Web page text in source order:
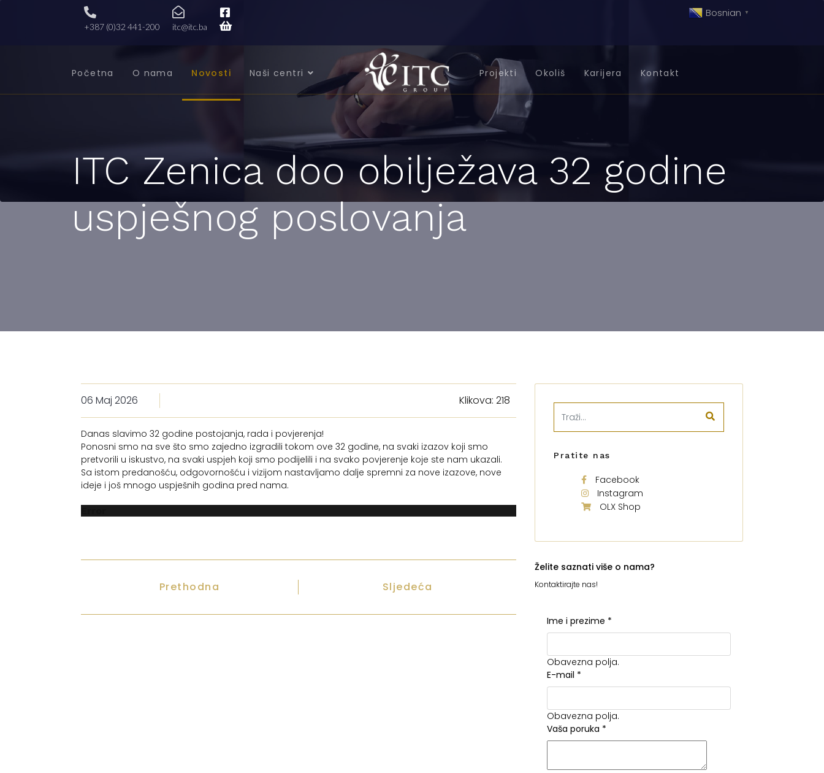
+387 (0)32 441-200 itc@itc.ba
Bosnian ▼
Početna O nama Novosti Naši centri Projekti Okoliš Karijera Kontakt
ITC Zenica doo obilježava 32 godine
uspješnog poslovanja
06 Maj 2026 Klikova: 218
Danas slavimo 32 godine postojanja, rada i povjerenja!
Ponosni smo na sve što smo zajedno izgradili tokom ove 32 godine, na svaki izazov koji smo
pretvorili u iskustvo, na svaki uspjeh koji smo podijelili i na svako povjerenje koje ste nam ukazali.
Sa istom predanošću, odgovornošću i vizijom nastavljamo dalje spremni za nove izazove, nove
ideje i još mnogo uspješnih godina pred nama.
Prethodna Sljedeća
Pratite nas
Facebook
Instagram
OLX Shop
Želite saznati više o nama?
Kontaktirajte nas!
Ime i prezime *
Obavezna polja.
E-mail *
Obavezna polja.
Vaša poruka *